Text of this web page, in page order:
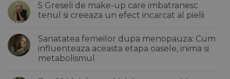
la
8
Masti
vara
care
iti
revitalizeaza
5 Greseli de make-up care imbatranesc
tenul si creeaza un efect incarcat al pielii
la
5
Greseli
de
Sanatatea femeilor dupa menopauza: Cum
influenteaza aceasta etapa oasele, inima si
metabolismul